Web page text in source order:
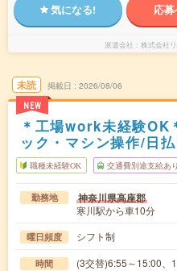
気になる! 応
派遣会社 株式会社
未読
NEW
掲載日 2026/08/06
＊工場work未経験OK
ック・マシン操作/日
職種未経験OK 交通費別途支給あり
勤務地 神奈川県高座郡
寒川駅から車10分
曜日頻度 シフト制
時間 (3交替)6:55～15:00、